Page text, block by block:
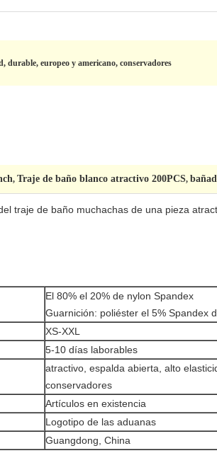
durable, europeo y americano, conservadores
, Traje de baño blanco atractivo 200PCS,
traje de baño muchachas de una pieza
El 80% el 20% de nylon Spandex
Guarnición: poliéster el 5% Spandex
XS-XXL
5-10 días laborables
atractivo, espalda abierta, alto
conservadores
Artículos en existencia
Logotipo de las aduanas
Guangdong, China